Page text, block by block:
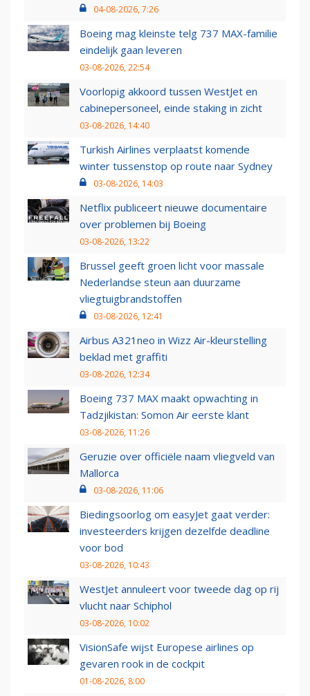
04-08-2026, 7:26
Boeing mag kleinste telg 737 MAX-familie
eindelijk gaan leveren
03-08-2026, 22:54
Voorlopig akkoord tussen WestJet en
cabinepersoneel, einde staking in zicht
03-08-2026, 14:40
Turkish Airlines verplaatst komende
winter tussenstop op route naar Sydney
03-08-2026, 14:03
Netflix publiceert nieuwe documentaire
over problemen bij Boeing
03-08-2026, 13:22
Brussel geeft groen licht voor massale
Nederlandse steun aan duurzame
vliegtuigbrandstoffen
03-08-2026, 12:41
Airbus A321neo in Wizz Air-kleurstelling
beklad met graffiti
03-08-2026, 12:34
Boeing 737 MAX maakt opwachting in
Tadzjikistan: Somon Air eerste klant
03-08-2026, 11:26
Geruzie over officiële naam vliegveld van
Mallorca
03-08-2026, 11:06
Biedingsoorlog om easyJet gaat verder:
investeerders krijgen dezelfde deadline
voor bod
03-08-2026, 10:43
WestJet annuleert voor tweede dag op rij
vlucht naar Schiphol
03-08-2026, 10:02
VisionSafe wijst Europese airlines op
gevaren rook in de cockpit
01-08-2026, 8:00